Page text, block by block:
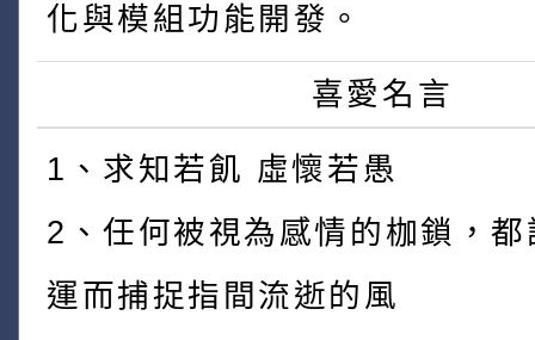
化與模組功能開發。
喜愛名言
1、求知若飢 虛懷若愚
2、任何被視為感情的枷鎖，
運而捕捉指間流逝的風